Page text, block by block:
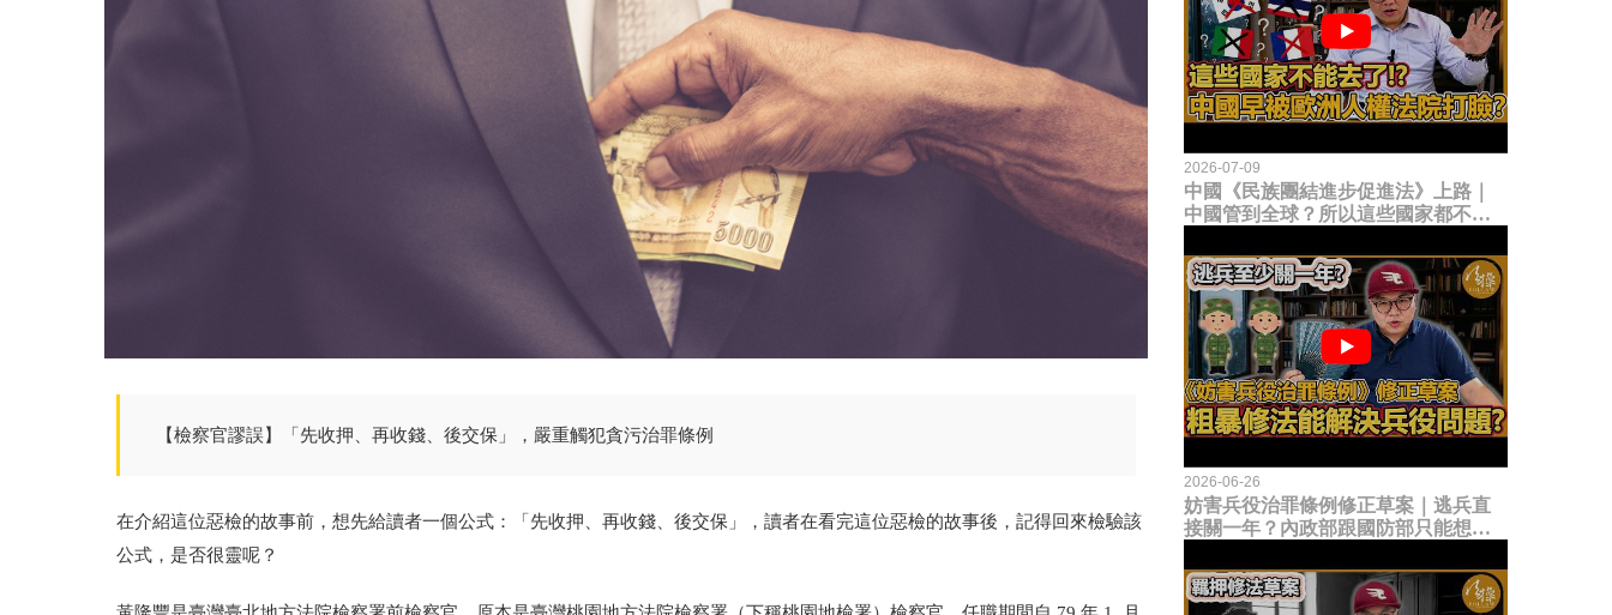
【檢察官謬誤】「先收押、再收錢、後交保」，嚴重觸犯貪污治罪條例
在介紹這位惡檢的故事前，想先給讀者一個公式：「先收押、再收錢、後交保」，讀者在看完這位惡檢的故事後，記得回來檢驗該
公式，是否很靈呢？
2026-07-09
中國《民族團結進步促進法》上路｜
中國管到全球？所以這些國家都不能
臉？
2026-06-26
妨害兵役治罪條例修正草案｜逃兵直
接關一年？內政部跟國防部只能想到
題？